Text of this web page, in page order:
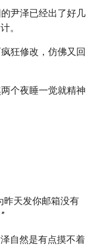
尹泽已经出了好几
。
狂修改，仿佛又回
个夜睡一觉就精神
昨天发你邮箱没有
自然是有点摸不着